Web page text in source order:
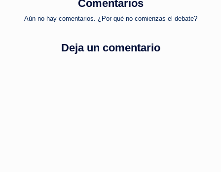
Comentarios
Aún no hay comentarios. ¿Por qué no comienzas el debate?
Deja un comentario